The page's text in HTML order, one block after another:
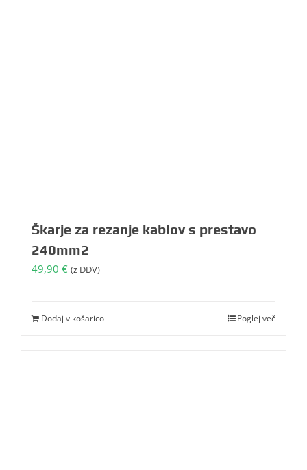
Škarje za rezanje kablov s prestavo
240mm2
49,90 € (z DDV)
Dodaj v košarico Poglej več